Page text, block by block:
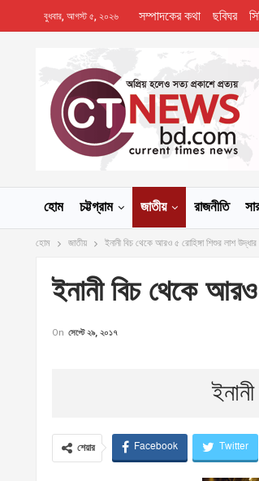
বুধবার, আগস্ট ৫, ২০২৬ সম্পাদকের কথা ছবিঘর
হোম চট্টগ্রাম জাতীয় রাজনীতি
হোম জাতীয় ইনানী বিচ থেকে আরও ৫ রোহিঙ্গা শিশুর লাশ উদ্ধার
ইনানী বিচ থেকে
On সেপ্টে ২৯, ২০১৭
শেয়ার Facebook Twitter